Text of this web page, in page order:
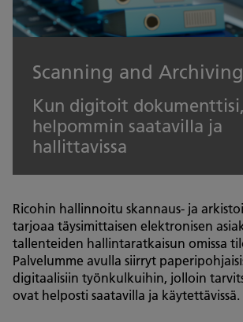
Scanning and Archiving
Kun digitoit
helpommin saatavilla ja
hallittavissa
Ricohin hallinnoitu skannaus- ja
tarjoaa täysimittaisen elektronisen
tallenteiden hallintaratkaisun omissa
Palvelumme avulla siirryt
digitaalisiin työnkulkuihin, jolloin
ovat helposti saatavilla ja käytettävissä.